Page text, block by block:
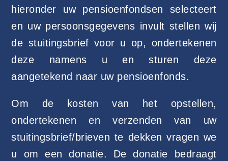
hieronder uw pensioenfondsen selecteert
en uw persoonsgegevens invult stellen wij
de stuitingsbrief voor u op, ondertekenen
deze namens u en sturen deze
aangetekend naar uw pensioenfonds.
Om de kosten van het opstellen,
ondertekenen en verzenden van uw
stuitingsbrief/brieven te dekken vragen we
u om een donatie. De donatie bedraagt